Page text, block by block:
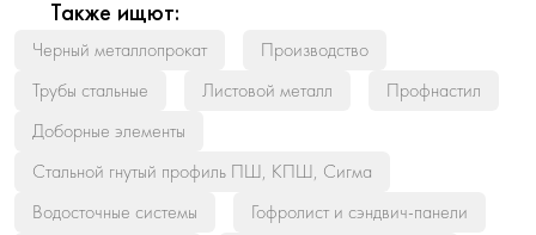
Также ищют:
Черный металлопрокат
Производство
Трубы стальные
Листовой металл
Профнастил
Доборные элементы
Стальной гнутый профиль ПШ, КПШ, Сигма
Водосточные системы
Гофролист и сэндвич-панели